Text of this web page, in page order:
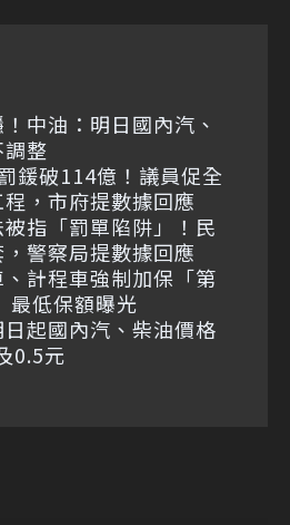
中油：明日國內汽、
整
鍰破114億！議員促全
，市府提數據回應
指「罰單陷阱」！民
警察局提數據回應
計程車強制加保「第
最低保額曝光
起國內汽、柴油價格
0.5元